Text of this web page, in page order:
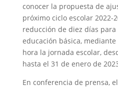
conocer la propuesta de
próximo ciclo escolar 2022-
reducción de diez días
educación básica,
hora la jornada escolar,
hasta el 31 de enero de
En conferencia de prensa,